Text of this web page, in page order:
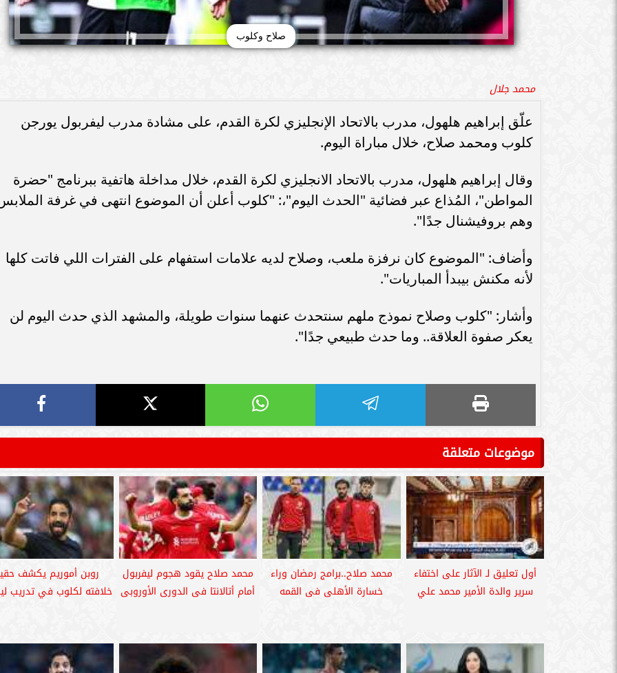
صلاح وكلوب
محمد جلال
علّق إبراهيم هلهول، مدرب بالاتحاد الإنجليزي لكرة القدم، على مشادة مدرب ليفربول يورجن
كلوب ومحمد صلاح، خلال مباراة اليوم.
وقال إبراهيم هلهول، مدرب بالاتحاد الانجليزي لكرة القدم، خلال مداخلة هاتفية ببرنامج "حضرة
المواطن"، المُذاع عبر فضائية "الحدث اليوم"،: "كلوب أعلن أن الموضوع انتهى في غرفة
وهم بروفيشنال جدًا".
وأضاف: "الموضوع كان نرفزة ملعب، وصلاح لديه علامات استفهام على الفترات اللي فاتت كلها
لأنه مكنش بيبدأ المباريات".
وأشار: "كلوب وصلاح نموذج ملهم سنتحدث عنهما سنوات طويلة، والمشهد الذي حدث اليوم لن
يعكر صفوة العلاقة.. وما حدث طبيعي جدًا".
موضوعات متعلقة
أول تعليق لـ الآثار على اختفاء
سرير والدة الأمير محمد علي
محمد صلاح..برامج رمضان وراء
خسارة الأهلى فى القمه
محمد صلاح يقود هجوم ليفربول
أمام أتالانتا فى الدورى الأوروبى
روبن أموريم يكشف
خلافته لكلوب في تدريب
سامر شقير: اتفاقيات السعودية وروسيا
الـ30 تمهد لاستثمارات استراتيجية واعدة
في رؤية...
سامر شقير: التحولات الأوروبية تفتح باباً
جديداً للاستثمار في الطاقة السعودية
السعودية يعكس متانة السيولة
الاستقرار المالي